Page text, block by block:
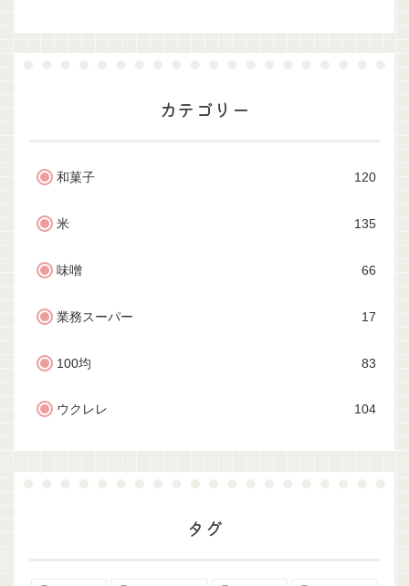
カテゴリー
和菓子 120
米 135
味噌 66
業務スーパー 17
100均 83
ウクレレ 104
タグ